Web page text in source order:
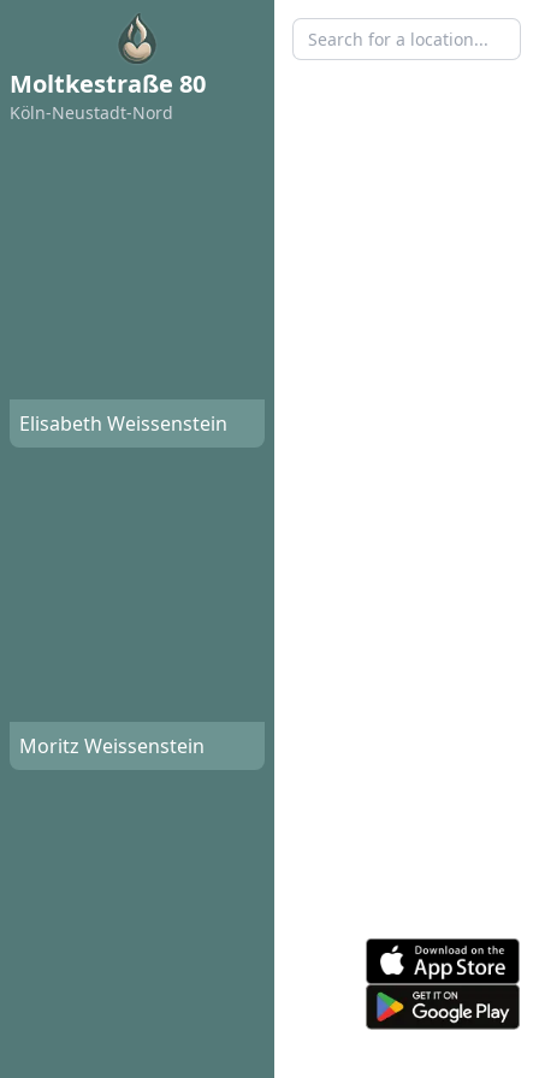
Moltkestraße 80
Köln-Neustadt-Nord
Elisabeth Weissenstein
Moritz Weissenstein